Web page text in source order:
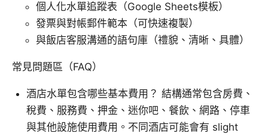
個人化水單追蹤表（Google Sheets模板）
發票與對帳郵件範本（可快速複製）
與飯店客服溝通的語句庫（禮貌、清晰、具體）
常見問題區（FAQ）
酒店水單包含哪些基本費用？ 結構通常包含房費、
稅費、服務費、押金、迷你吧、餐飲、網路、停車
與其他設施使用費用。不同酒店可能會有 slight